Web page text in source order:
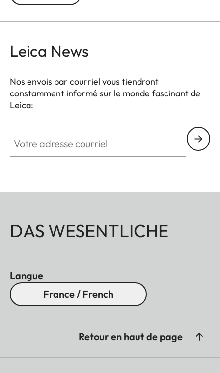
Leica News
Nos envois par courriel vous tiendront
constamment informé sur le monde fascinant de
Leica:
DAS WESENTLICHE
Langue
France / French
Retour en haut de page